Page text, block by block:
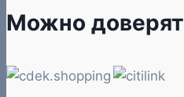
Можно